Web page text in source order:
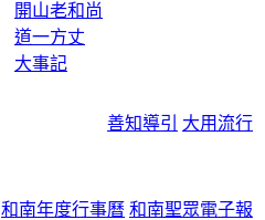
開山老和尚
道一方丈
大事記
善知導引
大用流行
和南年度行事曆 和南聖眾電子報